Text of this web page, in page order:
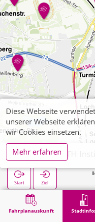
Fahrplanauskunft
Start Ziel
Nächste Haltestellen:
Stadtinfos Hochschul-Institute
Diese Webseite
unserer Webseite
wir Cookies einsetzen.
Mehr erfahren